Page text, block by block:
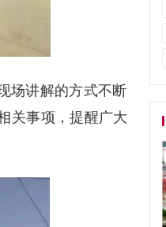
场讲解的方式不断
关事项，提醒广大